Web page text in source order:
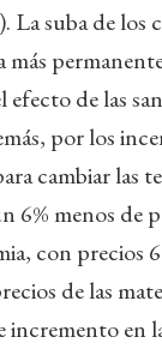
La suba de los
más
efecto de las
por los
cambiar las
6% menos de
con precios
de las
en